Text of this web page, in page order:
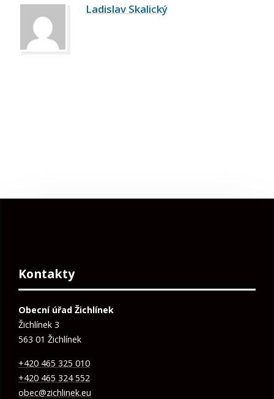
Ladislav Skalický
Kontakty
Obecní úřad Žichlínek
Žichlínek 3
563 01 Žichlínek
+420 465 325 010
+420 465 324 552
obec@zichlinek.eu